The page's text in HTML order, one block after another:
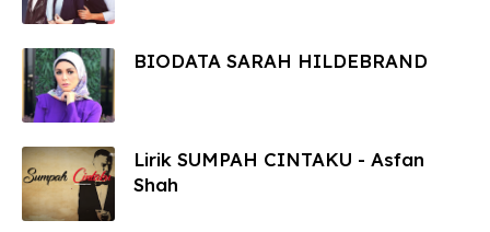
BIODATA SARAH HILDEBRAND
Lirik SUMPAH CINTAKU - Asfan
Shah